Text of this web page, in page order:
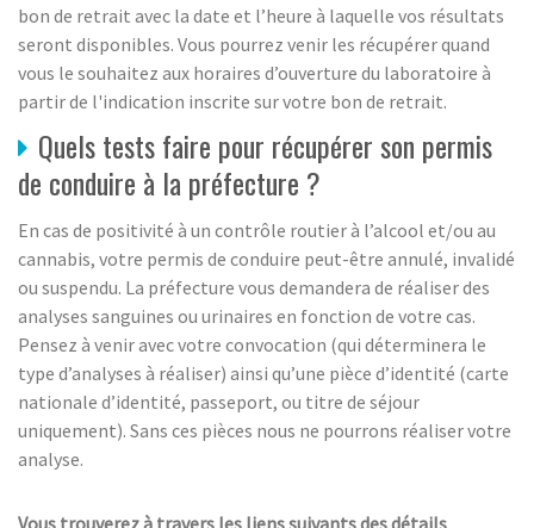
bon de retrait avec la date et l’heure à laquelle vos résultats
seront disponibles. Vous pourrez venir les récupérer quand
vous le souhaitez aux horaires d’ouverture du laboratoire à
partir de l'indication inscrite sur votre bon de retrait.
Quels tests faire pour récupérer son permis
de conduire à la préfecture ?
En cas de positivité à un contrôle routier à l’alcool et/ou au
cannabis, votre permis de conduire peut-être annulé, invalidé
ou suspendu. La préfecture vous demandera de réaliser des
analyses sanguines ou urinaires en fonction de votre cas.
Pensez à venir avec votre convocation (qui déterminera le
type d’analyses à réaliser) ainsi qu’une pièce d’identité (carte
nationale d’identité, passeport, ou titre de séjour
uniquement). Sans ces pièces nous ne pourrons réaliser votre
analyse.
Vous trouverez à travers les liens suivants des détails